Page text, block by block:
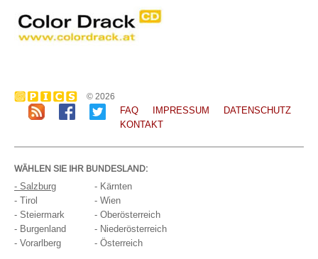
© 2026
FAQ IMPRESSUM
DATENSCHUTZ
KONTAKT
WÄHLEN SIE IHR BUNDESLAND:
- Salzburg
- Tirol
- Steiermark
- Burgenland
- Vorarlberg
- Kärnten
- Wien
- Oberösterreich
- Niederösterreich
- Österreich